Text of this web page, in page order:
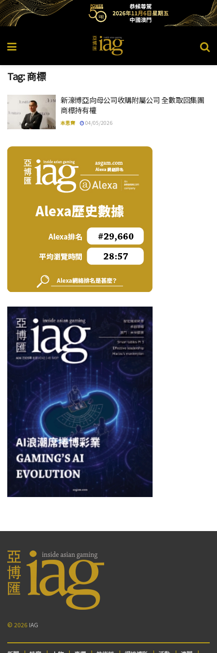
Tag:商標
新濠博亞向母公司收購附屬公司 全數取回集團
商標持有權
本思齊 04/05/2026
© 2026 IAG